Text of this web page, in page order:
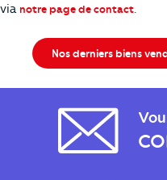
via notre page de contact
Nos derniers biens